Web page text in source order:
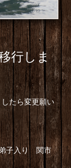
行しま
たら変更願い
子入り関市